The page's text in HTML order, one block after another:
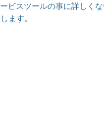
ビスツールの事に詳しく
ます。